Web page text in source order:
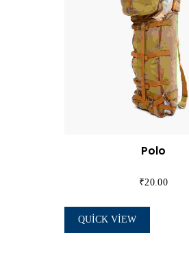
SEPETE EKLE
Polo
₹20.00
QUICK VIEW